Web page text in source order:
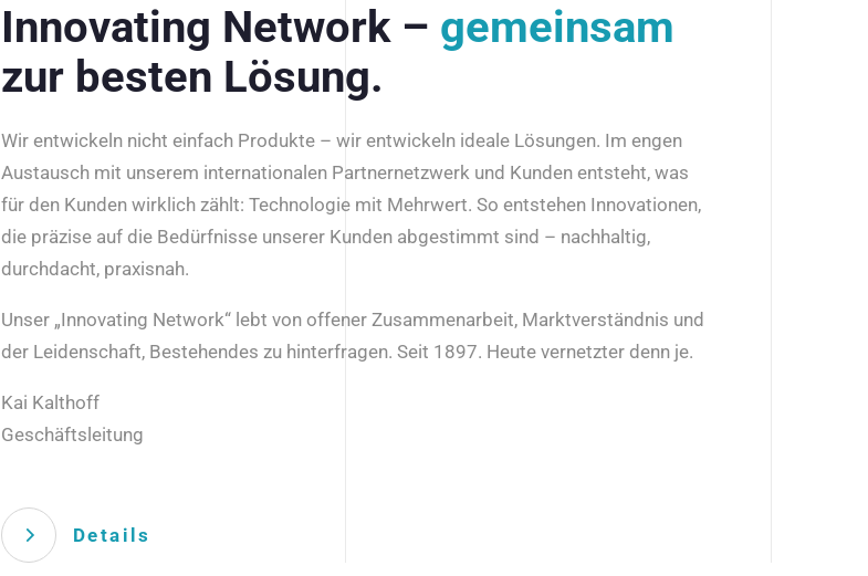
Innovating Network – gemeinsam
zur besten Lösung.
Wir entwickeln nicht einfach Produkte – wir entwickeln ideale Lösungen. Im engen
Austausch mit unserem internationalen Partnernetzwerk und Kunden entsteht, was
für den Kunden wirklich zählt: Technologie mit Mehrwert. So entstehen Innovationen,
die präzise auf die Bedürfnisse unserer Kunden abgestimmt sind – nachhaltig,
durchdacht, praxisnah.
Unser „Innovating Network“ lebt von offener Zusammenarbeit, Marktverständnis und
der Leidenschaft, Bestehendes zu hinterfragen. Seit 1897. Heute vernetzter denn je.
Kai Kalthoff
Geschäftsleitung
Details